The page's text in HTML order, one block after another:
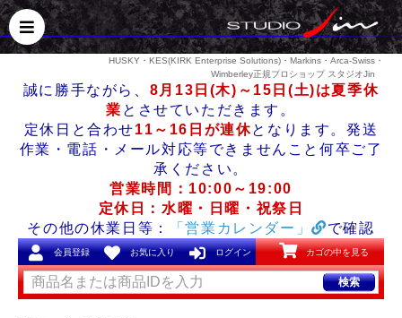
HUSKY・KES(KIRK Enterprise Solutions)・Markins・Arca-Swiss・
Wimberley正規プロショップ スタジオJin
誠に勝手ながら、 8月13日(木)～15日(土)は夏季休
業 とさせていただきます。
定休日と合わせ11～16日が連休となります。発送
作業・電話・メール対応等できませんこと何卒ご了
承ください。
営業時間：10:00～19:00
定休日：水曜・日曜・祝祭日
その他の休業日等：
「営業カレンダー」 で確認
会員登録 お気に入り ログイン カゴの中を見る
検索